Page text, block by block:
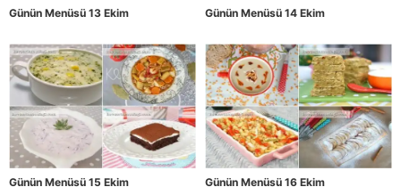
Günün Menüsü 13 Ekim Günün Menüsü 14 Ekim
Günün Menüsü 15 Ekim Günün Menüsü 16 Ekim